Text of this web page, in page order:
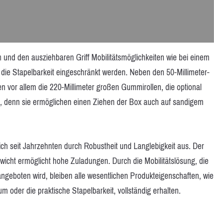
den ausziehbaren Griff Mobilitätsmöglichkeiten wie bei einem
Stapelbarkeit eingeschränkt werden. Neben den 50-Millimeter-
vor allem die 220-Millimeter großen Gummirollen, die optional
sie ermöglichen einen Ziehen der Box auch auf sandigem
seit Jahrzehnten durch Robustheit und Langlebigkeit aus. Der
ermöglicht hohe Zuladungen. Durch die Mobilitätslösung, die
wird, bleiben alle wesentlichen Produkteigenschaften, wie
oder die praktische Stapelbarkeit, vollständig erhalten.